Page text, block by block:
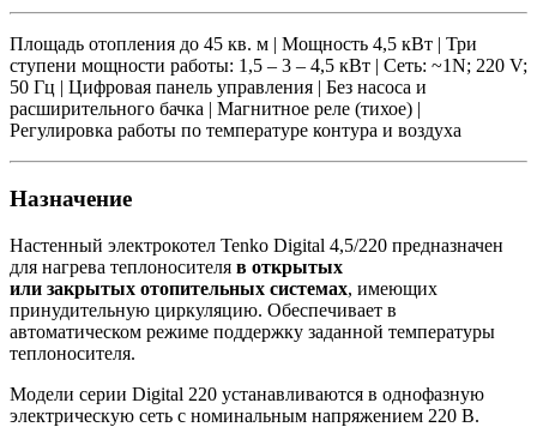
Площадь отопления до 45 кв. м | Мощность 4,5 кВт | Три
ступени мощности работы: 1,5 – 3 – 4,5 кВт | Сеть: ~1N; 220 V;
50 Гц | Цифровая панель управления | Без насоса и
расширительного бачка | Магнитное реле (тихое) |
Регулировка работы по температуре контура и воздуха
Назначение
Настенный электрокотел Tenko Digital 4,5/220 предназначен
для нагрева теплоносителя в открытых
или закрытых отопительных системах, имеющих
принудительную циркуляцию. Обеспечивает в
автоматическом режиме поддержку заданной температуры
теплоносителя.
Модели серии Digital 220 устанавливаются в однофазную
электрическую сеть с номинальным напряжением 220 В.